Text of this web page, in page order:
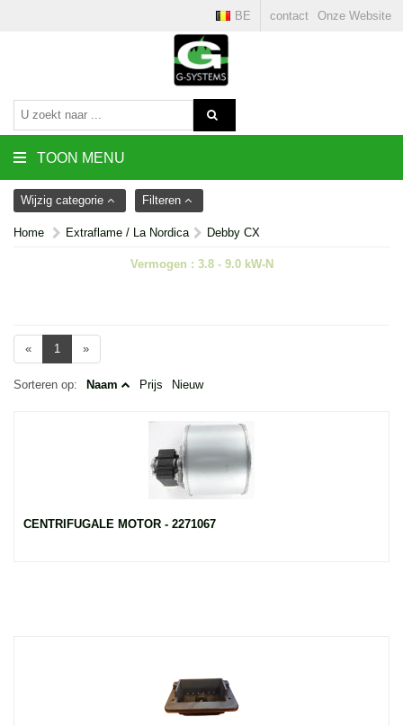
contact Onze Website
BE
TOON MENU
Wijzig categorie Filteren
Home Extraflame / La Nordica Debby CX
Vermogen : 3.8 - 9.0 kW-N
« 1 »
Sorteren op: Naam Prijs Nieuw
CENTRIFUGALE MOTOR - 2271067